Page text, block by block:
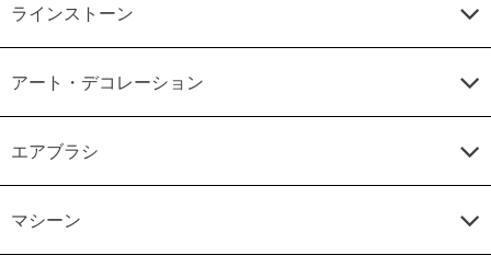
ラインストーン
アート・デコレーション
エアブラシ
マシーン